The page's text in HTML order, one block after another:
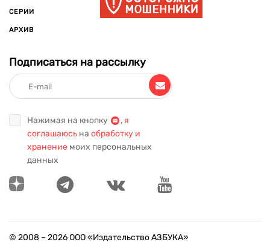
СЕРИИ
АРХИВ
Подписаться на рассылку
Нажимая на кнопку , я
соглашаюсь на обработку и
хранение моих персональных
данных
© 2008 – 2026ООО «Издательство АЗБУКА»